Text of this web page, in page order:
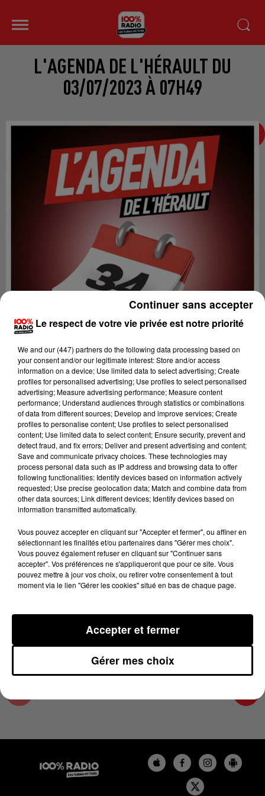
L'AGENDA DE L'HÉRAULT DU
03/07/2023 À 07H49
Lecture (1 min 13 sec)
100%
100% Radio l'agenda de l'Hérault
3 juillet 2023 - 1 min 13 sec
L'AGENDA DE L'HÉRAULT DU 03/07/2023 À
07H49
L'AGENDA DE L'HERAULT
Le respect de votre vie privée est notre priorité
We and our (447) partnersdo the following data processing based on
your consent and/or our legitimate interest: Store and/or access
information on a device; Use limited data to select advertising; Create
profiles for personalised advertising; Use profiles to select personalised
advertising; Measure advertising performance; Measure content
performance; Understand audiences through statistics or combinations
of data from different sources; Develop and improve services; Create
profiles to personalise content; Use profiles to select personalised
content; Use limited data to select content; Ensure security, prevent and
detect fraud, and fix errors; Deliver and present advertising and content;
Save and communicate privacy choices. These technologies may
process personal data such as IP address and browsing data to offer
following functionalities: Identify devices based on information actively
requested; Use precise geolocation data; Match and combine data from
other data sources; Link different devices; Identify devices based on
information transmitted automatically.
Vous pouvez accepter en cliquant sur "Accepter et fermer", ou affiner en
sélectionnant les finalités et/ou partenaires dans "Gérer mes choix".
Vous pouvez également refuser en cliquant sur "Continuer sans
accepter". Vos préférences ne s'appliqueront que pour ce site. Vous
pouvez mettre à jour vos choix, ou retirer votre consentement à tout
moment via le lien "Gérer les cookies" situé en bas de chaque page.
Gérer mes choix
Accepter et fermer
Continuer sans accepter